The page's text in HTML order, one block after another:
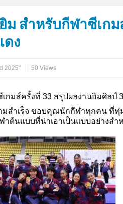
ม สำหรับกีฬาซีเกม
ดง
2025" 50 Views
กมส์ครั้งที่ 33 สรุปผลงานยิมศิลป์ 3
สำเร็จ ขอบคุณนักกีฬาทุกคน ที่ทุ่
าต้นแบบที่น่าเอาเป็นแบบอย่างส